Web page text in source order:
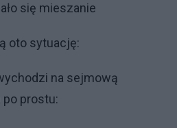
się mieszanie
oto sytuację:
na sejmową
prostu: